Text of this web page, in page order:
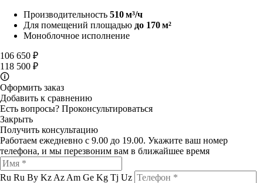
Производительность 510 м³/ч
Для помещений площадью до 170 м²
Моноблочное исполнение
106 650 ₽
118 500 ₽
🛈
Оформить заказ
Добавить к сравнению
Есть вопросы? Проконсультироваться
Закрыть
Получить консультацию
Работаем ежедневно с 9.00 до 19.00. Укажите ваш номер
телефона, и мы перезвоним вам в ближайшее время
Ru Ru By Kz Az Am Ge Kg Tj Uz